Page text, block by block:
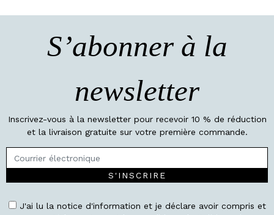
S’abonner à la
newsletter
Inscrivez-vous à la newsletter pour recevoir 10 % de réduction
et la livraison gratuite sur votre première commande.
S'INSCRIRE
J'ai lu la notice d'information et je déclare avoir compris et